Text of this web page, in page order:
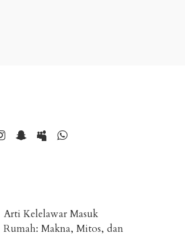
Arti Kelelawar Masuk
Rumah: Makna, Mitos, dan